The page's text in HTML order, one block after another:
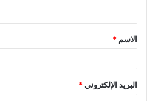
ق
*
الاسم *
البريد الإلكتروني*